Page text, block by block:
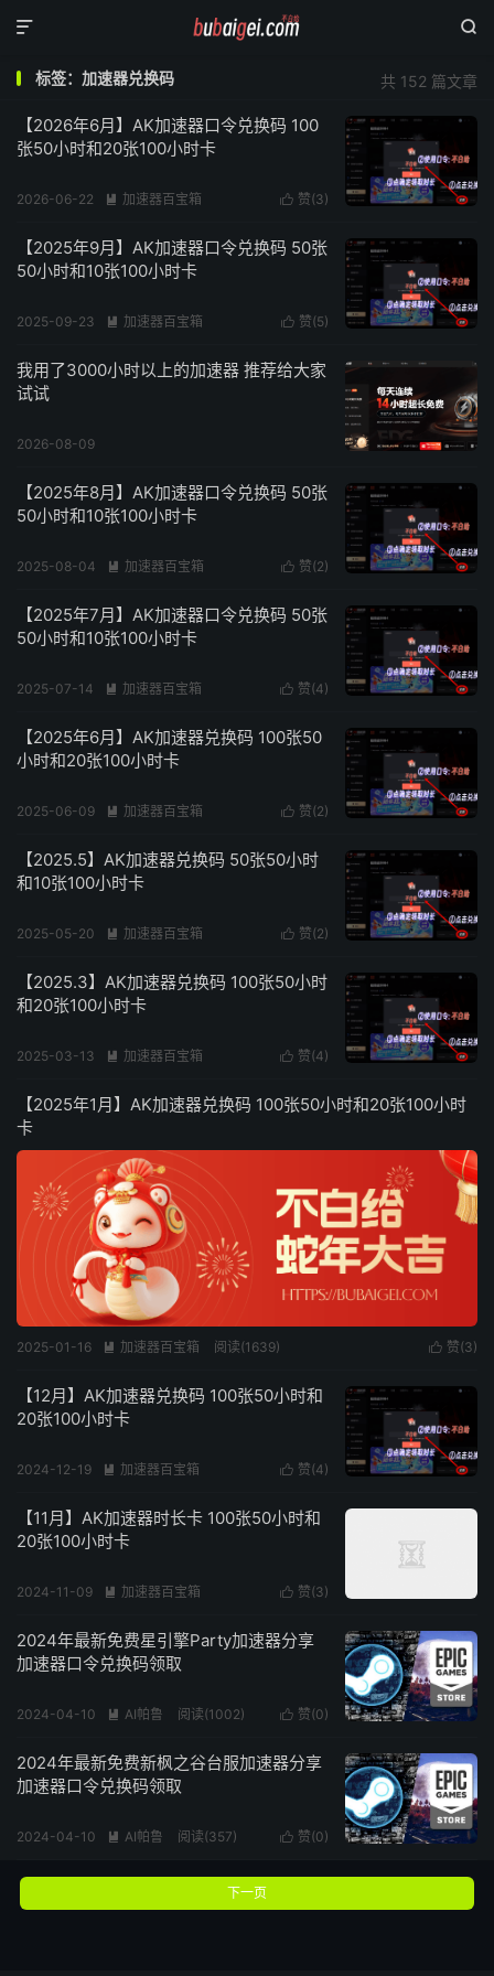


共 152 篇文章
标签：加速器兑换码
【2026年6月】AK加速器口令兑换码 100
张50小时和20张100小时卡
 赞(3)
2026-06-22  加速器百宝箱
【2025年9月】AK加速器口令兑换码 50张
50小时和10张100小时卡
 赞(5)
2025-09-23  加速器百宝箱
我用了3000小时以上的加速器 推荐给大家
试试
2026-08-09
【2025年8月】AK加速器口令兑换码 50张
50小时和10张100小时卡
 赞(2)
2025-08-04  加速器百宝箱
【2025年7月】AK加速器口令兑换码 50张
50小时和10张100小时卡
 赞(4)
2025-07-14  加速器百宝箱
【2025年6月】AK加速器兑换码 100张50
小时和20张100小时卡
 赞(2)
2025-06-09  加速器百宝箱
【2025.5】AK加速器兑换码 50张50小时
和10张100小时卡
 赞(2)
2025-05-20  加速器百宝箱
【2025.3】AK加速器兑换码 100张50小时
和20张100小时卡
 赞(4)
2025-03-13  加速器百宝箱
【2025年1月】AK加速器兑换码 100张50小时和20张100小时
卡
 赞(3)
2025-01-16  加速器百宝箱 阅读(1639)
【12月】AK加速器兑换码 100张50小时和
20张100小时卡
 赞(4)
2024-12-19  加速器百宝箱
【11月】AK加速器时长卡 100张50小时和
20张100小时卡
 赞(3)
2024-11-09  加速器百宝箱
2024年最新免费星引擎Party加速器分享
加速器口令兑换码领取
 赞(0)
2024-04-10  AI帕鲁 阅读(1002)
2024年最新免费新枫之谷台服加速器分享
加速器口令兑换码领取
 赞(0)
2024-04-10  AI帕鲁 阅读(357)
下一页